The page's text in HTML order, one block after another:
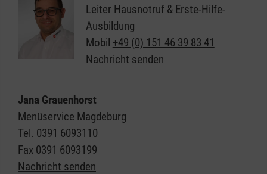
Leiter Hausnotruf & Erste-Hilfe-
Ausbildung
Mobil +49 (0) 151 46 39 83 41
Nachricht senden
Jana Grauenhorst
Menüservice Magdeburg
Tel. 0391 6093110
Fax 0391 6093199
Nachricht senden